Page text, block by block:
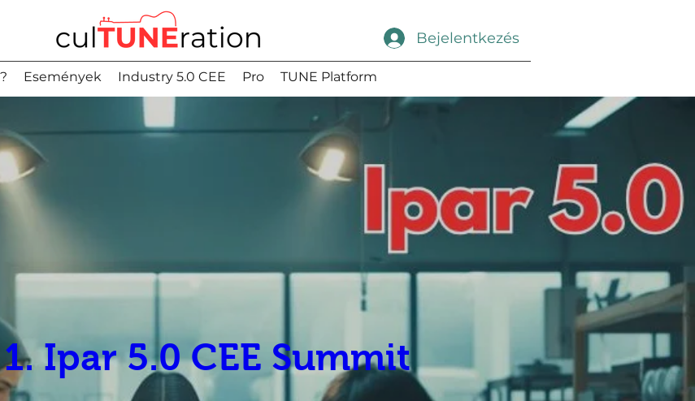
Bejelentkezés
Események Industry 5.0 CEE Pro TUNE Platform
Ipar 5.0 CEE Summit